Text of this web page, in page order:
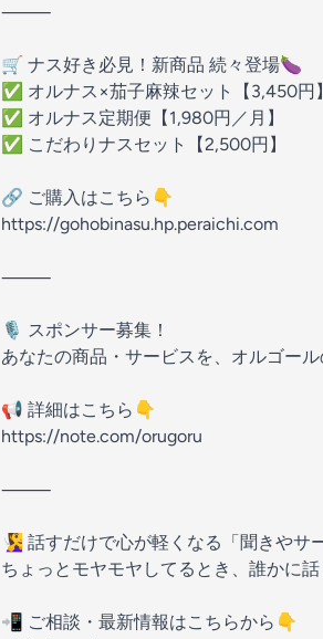
⸻
🛒 ナス好き必見！新商品 続々登場🍆
✅ オルナス×茄子麻辣セット【3,450円】
✅ オルナス定期便【1,980円／月】
✅ こだわりナスセット【2,500円】
🔗 ご購入はこちら👇
https://gohobinasu.hp.peraichi.com
⸻
🎙 スポンサー募集！
あなたの商品・サービスを、オルゴー
📢 詳細はこちら👇
https://note.com/orugoru
⸻
🧏‍♀️ 話すだけで心が軽くなる「聞きやサ
ちょっとモヤモヤしてるとき、誰かに
📲 ご相談・最新情報はこちらから👇